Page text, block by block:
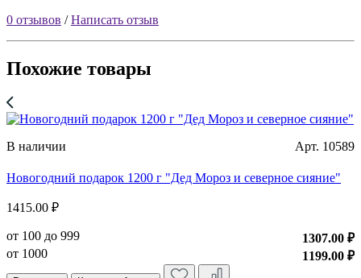
0 отзывов /Написать отзыв
Похожие товары
В наличии Арт. 10589
Новогодний подарок 1200 г "Дед Мороз и северное сияние"
1415.00 ₽
от 100 до 999
1307.00 ₽
от 1000
1199.00 ₽